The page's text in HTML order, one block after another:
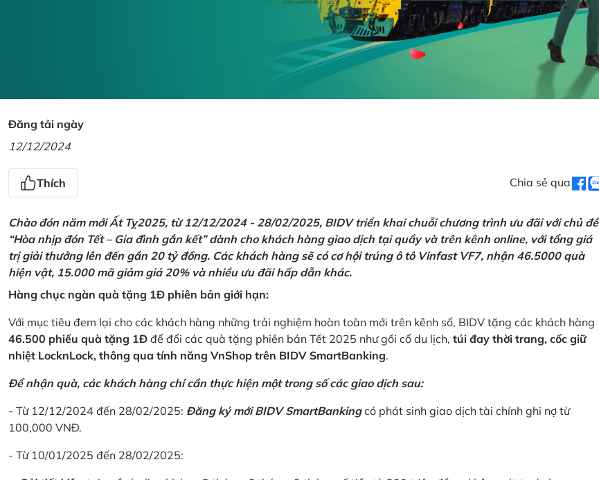
Đăng tải ngày
12/12/2024
Thích Chia sẻ qua
Chào đón năm mới Ất Tỵ2025, từ 12/12/2024 - 28/02/2025, BIDV triển khai chuỗi chương trình ưu đãi với chủ đề
“Hòa nhịp đón Tết – Gia đình gắn kết” dành cho khách hàng giao dịch tại quầy và trên kênh online, với tổng giá
trị giải thưởng lên đến gần 20 tỷ đồng. Các khách hàng sẽ có cơ hội trúng ô tô Vinfast VF7, nhận 46.5000 quà
hiện vật, 15.000 mã giảm giá 20% và nhiều ưu đãi hấp dẫn khác.
Hàng chục ngàn quà tặng 1Đ phiên bản giới hạn:
Với mục tiêu đem lại cho các khách hàng những trải nghiệm hoàn toàn mới trên kênh số, BIDV tặng các khách hàng
46.500 phiếu quà tặng 1Đ để đổi các quà tặng phiên bản Tết 2025 như gối cổ du lịch, túi đay thời trang, cốc giữ
nhiệt LocknLock, thông qua tính năng VnShop trên BIDV SmartBanking.
Để nhận quà, các khách hàng chỉ cần thực hiện một trong số các giao dịch sau:
- Từ 12/12/2024 đến 28/02/2025: Đăng ký mới BIDV SmartBankingcó phát sinh giao dịch tài chính ghi nợ từ
100,000 VNĐ.
- Từ 10/01/2025 đến 28/02/2025: